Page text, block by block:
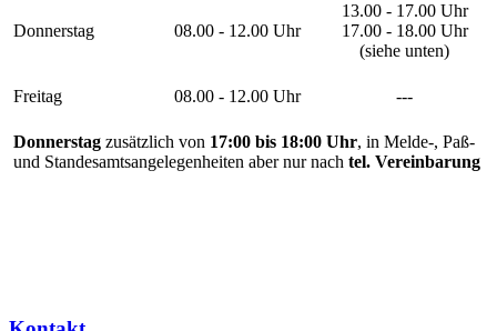
Donnerstag 08.00 - 12.00 Uhr
13.00 - 17.00 Uhr
17.00 - 18.00 Uhr
(siehe unten)
Freitag 08.00 - 12.00 Uhr ---
Donnerstag zusätzlich von 17:00 bis 18:00 Uhr, in Melde-, Paß-
und Standesamtsangelegenheiten aber nur nach tel. Vereinbarung